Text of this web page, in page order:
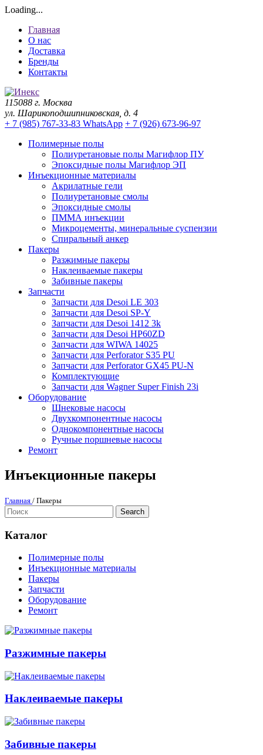
Loading...
Главная
О нас
Доставка
Бренды
Контакты
115088 г. Москва
ул. Шарикоподшипниковская, д. 4
+ 7 (985) 767-33-83 WhatsApp + 7 (926) 673-96-97
Полимерные полы
Полиуретановые полы Магифлор ПУ
Эпоксидные полы Магифлор ЭП
Инъекционные материалы
Акрилатные гели
Полиуретановые смолы
Эпоксидные смолы
ПММА инъекции
Микроцементы, минеральные суспензии
Спиральный анкер
Пакеры
Разжимные пакеры
Наклеиваемые пакеры
Забивные пакеры
Запчасти
Запчасти для Desoi LE 303
Запчасти для Desoi SP-Y
Запчасти для Desoi 1412 3k
Запчасти для Desoi HP60ZD
Запчасти для WIWA 14025
Запчасти для Perforator S35 PU
Запчасти для Perforator GX45 PU-N
Комплектующие
Запчасти для Wagner Super Finish 23i
Оборудование
Шнековые насосы
Двухкомпонентные насосы
Однокомпонентные насосы
Ручные поршневые насосы
Ремонт
Инъекционные пакеры
Главная / Пакеры
Каталог
Полимерные полы
Инъекционные материалы
Пакеры
Запчасти
Оборудование
Ремонт
Разжимные пакеры
Наклеиваемые пакеры
Забивные пакеры